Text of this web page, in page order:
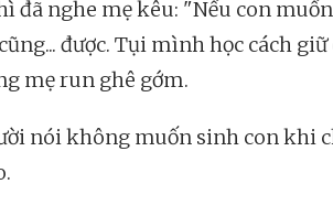
đã nghe mẹ kêu: "Nếu con
được. Tụi mình học cách giữ
mẹ run ghê gớm.
nói không muốn sinh con khi